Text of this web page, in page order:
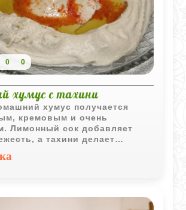
0 0
хумус с тахини
хумус получается
кремовым и очень
Лимонный сок добавляет
а тахини делает
мягкой и бархатистой.